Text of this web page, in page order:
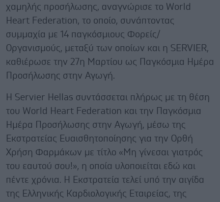
χαμηλής προσήλωσης, αναγνώρισε το World
Heart Federation, το οποίο, συνάπτοντας
συμμαχία με 14 παγκόσμιους Φορείς/
Οργανισμούς, μεταξύ των οποίων και η SERVIER,
καθιέρωσε την 27η Μαρτίου ως Παγκόσμια Ημέρα
Προσήλωσης στην Αγωγή.
Η Servier Hellas συντάσσεται πλήρως με τη θέση
του World Heart Federation και την Παγκόσμια
Ημέρα Προσήλωσης στην Αγωγή, μέσω της
Εκστρατείας Ευαισθητοποίησης για την Ορθή
Χρήση Φαρμάκων με τίτλο «Μη γίνεσαι γιατρός
του εαυτού σου!», η οποία υλοποιείται εδώ και
πέντε χρόνια. Η Εκστρατεία τελεί υπό την αιγίδα
της Ελληνικής Καρδιολογικής Εταιρείας, της